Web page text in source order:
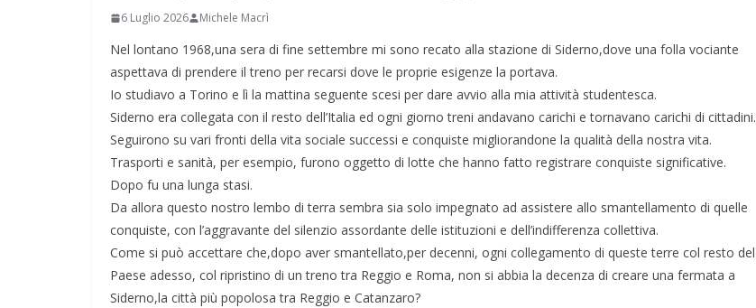
6 Luglio 2026 Michele Macrì
Nel lontano 1968,una sera di fine settembre mi sono recato alla stazione di Siderno,dove una folla vociante
aspettava di prendere il treno per recarsi dove le proprie esigenze la portava.
Io studiavo a Torino e lì la mattina seguente scesi per dare avvio alla mia attività studentesca.
Siderno era collegata con il resto dell’Italia ed ogni giorno treni andavano carichi e tornavano carichi di cittadini.
Seguirono su vari fronti della vita sociale successi e conquiste migliorandone la qualità della nostra vita.
Trasporti e sanità, per esempio, furono oggetto di lotte che hanno fatto registrare conquiste significative.
Dopo fu una lunga stasi.
Da allora questo nostro lembo di terra sembra sia solo impegnato ad assistere allo smantellamento di quelle
conquiste, con l’aggravante del silenzio assordante delle istituzioni e dell’indifferenza collettiva.
Come si può accettare che,dopo aver smantellato,per decenni, ogni collegamento di queste terre col resto del
Paese adesso, col ripristino di un treno tra Reggio e Roma, non si abbia la decenza di creare una fermata a
Siderno,la città più popolosa tra Reggio e Catanzaro?